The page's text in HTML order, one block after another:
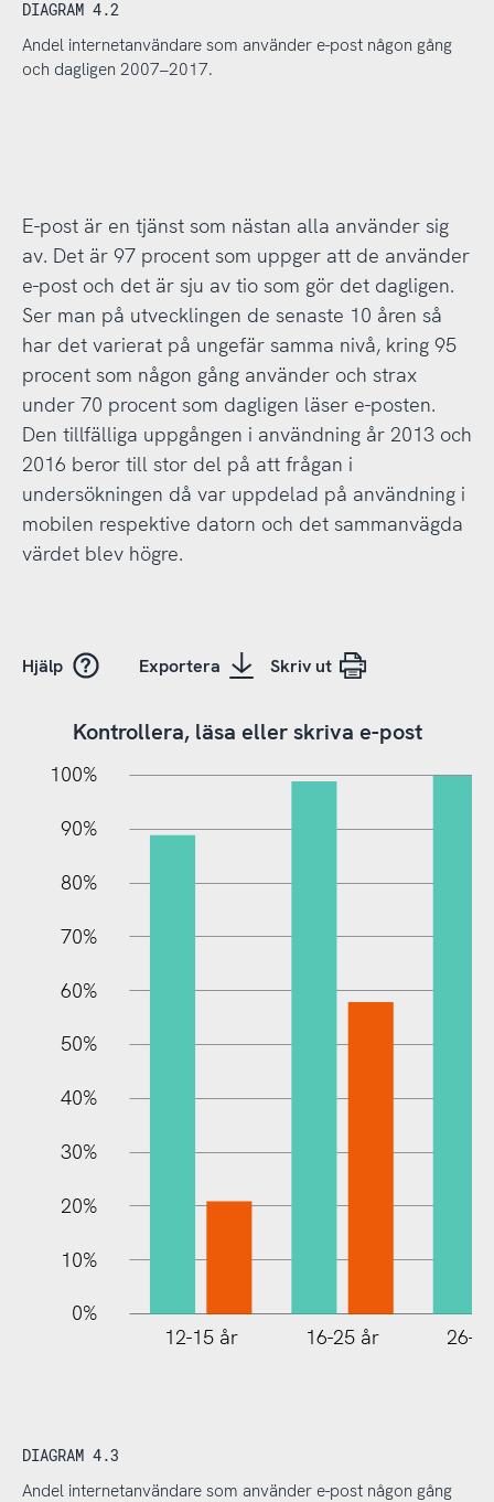
DIAGRAM 4.2
Andel internetanvändare som använder e-post någon gång
och dagligen 2007–2017.
E-post är en tjänst som nästan alla använder sig
av. Det är 97 procent som uppger att de använder
e-post och det är sju av tio som gör det dagligen.
Ser man på utvecklingen de senaste 10 åren så
har det varierat på ungefär samma nivå, kring 95
procent som någon gång använder och strax
under 70 procent som dagligen läser e-posten.
Den tillfälliga uppgången i användning år 2013 och
2016 beror till stor del på att frågan i
undersökningen då var uppdelad på användning i
mobilen respektive datorn och det sammanvägda
värdet blev högre.
Hjälp Exportera Skriv ut
Kontrollera, läsa eller skriva e-post
10%
100%
90%
80%
70%
60%
50%
40%
30%
20%
10%
0%
12-15 år 16-25 år 26-
DIAGRAM 4.3
Andel internetanvändare som använder e-post någon gång